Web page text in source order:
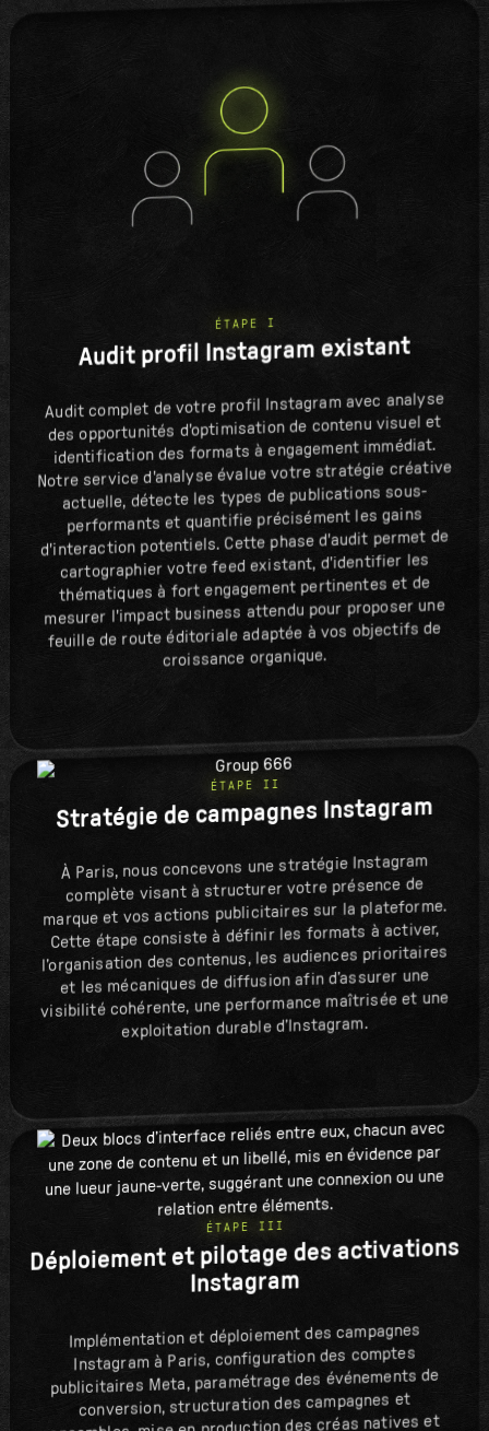
ÉTAPE I
Audit profil Instagram existant
Audit complet de votre profil Instagram avec analyse
des opportunités d'optimisation de contenu visuel et
identification des formats à engagement immédiat.
Notre service d'analyse évalue votre stratégie créative
actuelle, détecte les types de publications sous-
performants et quantifie précisément les gains
d'interaction potentiels. Cette phase d'audit permet de
cartographier votre feed existant, d'identifier les
thématiques à fort engagement pertinentes et de
mesurer l'impact business attendu pour proposer une
feuille de route éditoriale adaptée à vos objectifs de
croissance organique.
ÉTAPE II
Stratégie de campagnes Instagram
À Paris, nous concevons une stratégie Instagram
complète visant à structurer votre présence de
marque et vos actions publicitaires sur la plateforme.
Cette étape consiste à définir les formats à activer,
l’organisation des contenus, les audiences prioritaires
et les mécaniques de diffusion afin d’assurer une
visibilité cohérente, une performance maîtrisée et une
exploitation durable d’Instagram.
ÉTAPE III
Déploiement et pilotage des activations
Instagram
Implémentation et déploiement des campagnes
Instagram à Paris, configuration des comptes
publicitaires Meta, paramétrage des événements de
conversion, structuration des campagnes et